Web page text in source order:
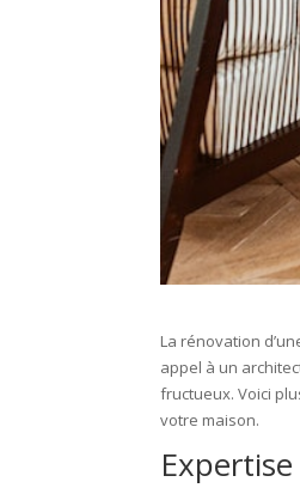
La rénovation
appel à un
fructueux. Voici
votre maison.